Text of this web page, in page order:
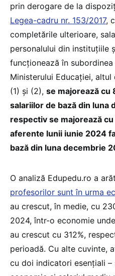
prin derogare de la
Legea-cadru nr. 153/2017,
completările ulterioare,
personalului din instituțiile
funcționează în
Ministerului Educației,
(1) și (2), se majorează cu
salariilor de bază din luna
respectiv se majorează
aferente lunii iunie 2024
bază din luna decembrie
O analiză Edupedu.ro a
profesorilor sunt în urma
au crescut, în medie, cu
2024, într-o economie
au crescut cu 312%,
perioadă. Cu alte cuvinte,
cu doi indicatori esențiali –